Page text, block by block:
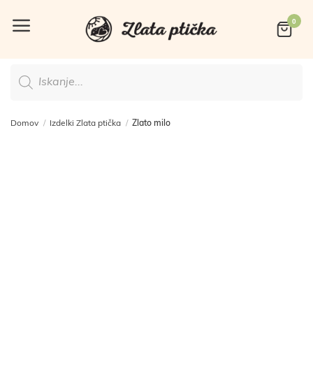
search
Domov / Izdelki Zlata ptička / Zlato milo